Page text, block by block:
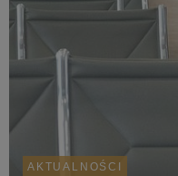
AKTUALNOŚCI